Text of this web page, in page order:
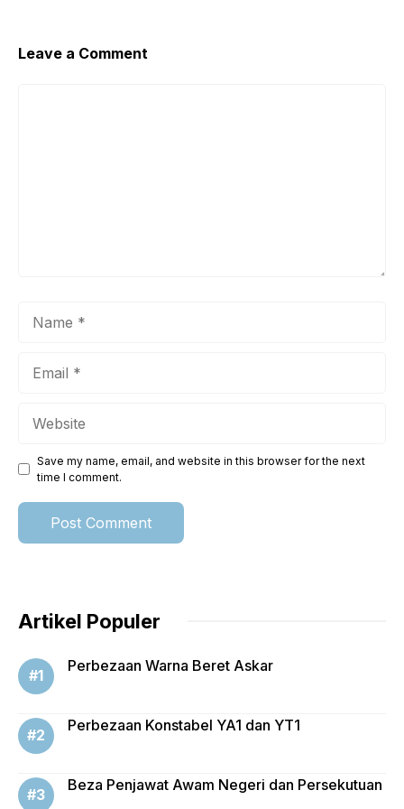
Leave a Comment
Save my name, email, and website in this browser for the next
time I comment.
Artikel Populer
Perbezaan Warna Beret Askar
Perbezaan Konstabel YA1 dan YT1
Beza Penjawat Awam Negeri dan Persekutuan